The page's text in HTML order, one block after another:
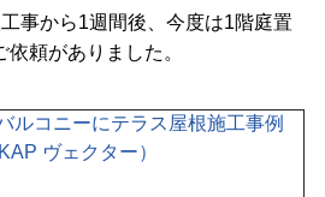
事から1週間後、今度は1階庭置
頼がありました。